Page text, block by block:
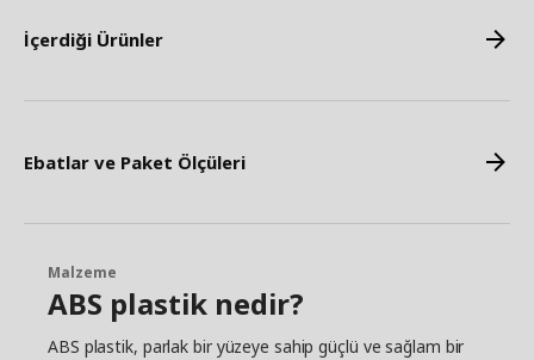
İçerdiği Ürünler
Ebatlar ve Paket Ölçüleri
Malzeme
ABS plastik nedir?
ABS plastik, parlak bir yüzeye sahip güçlü ve sağlam bir